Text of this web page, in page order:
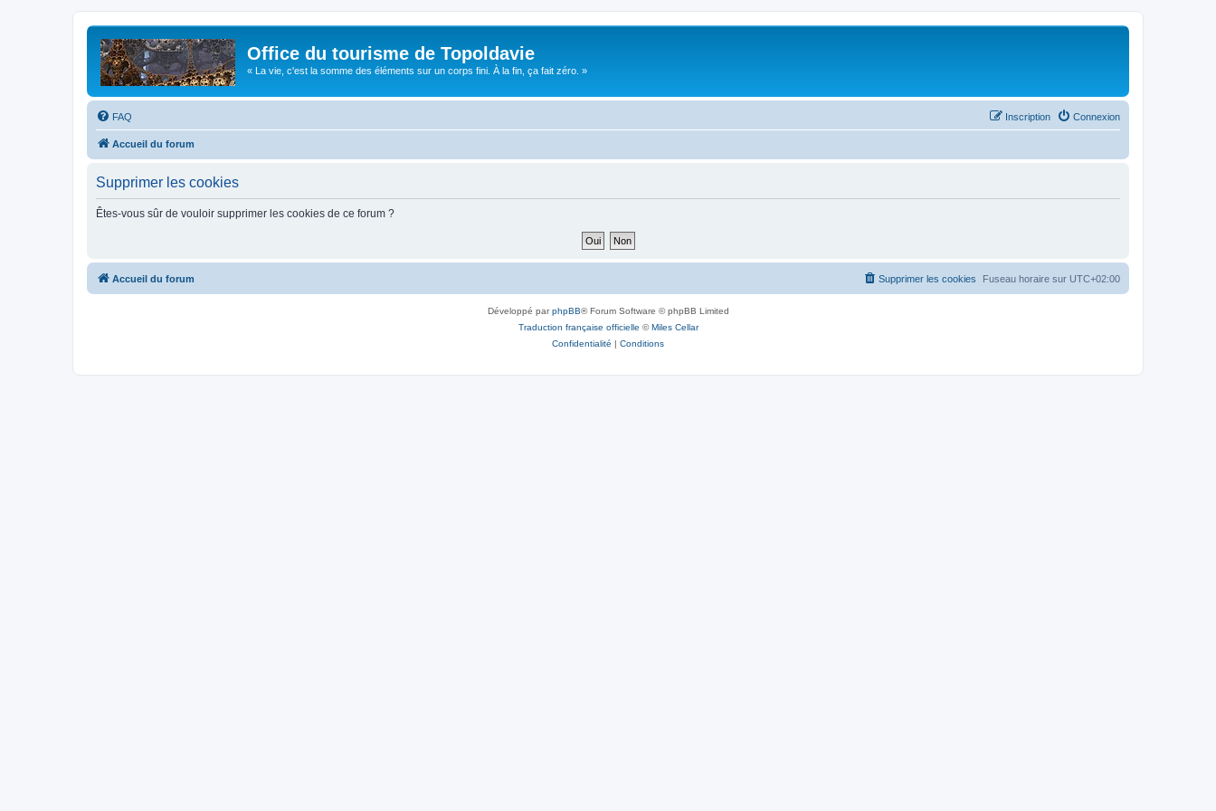
Office du tourisme de Topoldavie
« La vie, c'est la somme des éléments sur un corps fini. À la fin, ça fait zéro. »
FAQ Connexion
Inscription
Accueil du forum
Supprimer les cookies
Êtes-vous sûr de vouloir supprimer les cookies de ce forum ?
Accueil du forum Fuseau horaire sur UTC+02:00
Supprimer les cookies
Développé parphpBB® Forum Software © phpBB Limited
Traduction française officielle ©Miles Cellar
Confidentialité | Conditions